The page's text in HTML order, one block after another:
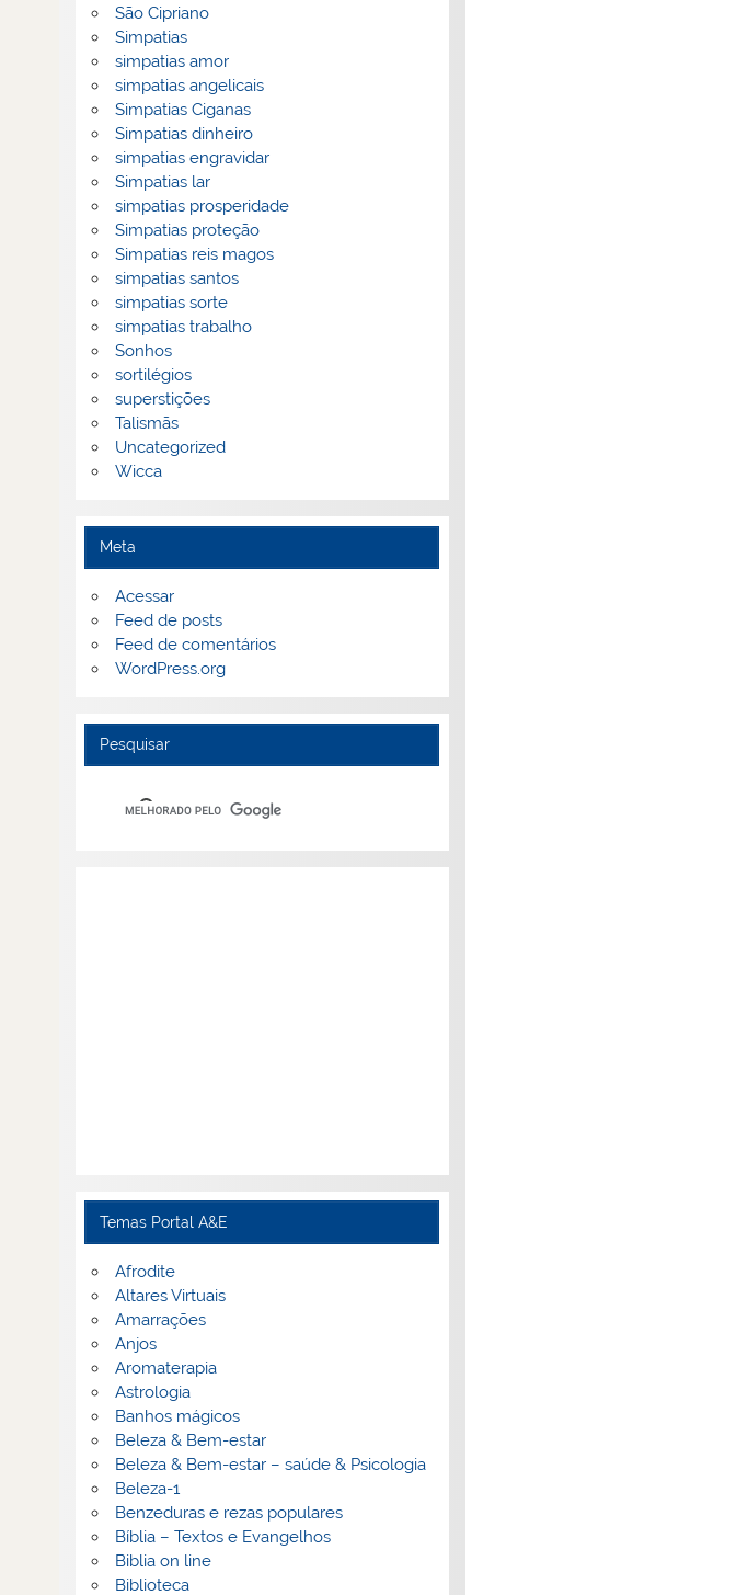
São Cipriano
Simpatias
simpatias amor
simpatias angelicais
Simpatias Ciganas
Simpatias dinheiro
simpatias engravidar
Simpatias lar
simpatias prosperidade
Simpatias proteção
Simpatias reis magos
simpatias santos
simpatias sorte
simpatias trabalho
Sonhos
sortilégios
superstições
Talismãs
Uncategorized
Wicca
Meta
Acessar
Feed de posts
Feed de comentários
WordPress.org
Pesquisar
Temas Portal A&E
Afrodite
Altares Virtuais
Amarrações
Anjos
Aromaterapia
Astrologia
Banhos mágicos
Beleza & Bem-estar
Beleza & Bem-estar – saúde & Psicologia
Beleza-1
Benzeduras e rezas populares
Bíblia – Textos e Evangelhos
Biblia on line
Biblioteca